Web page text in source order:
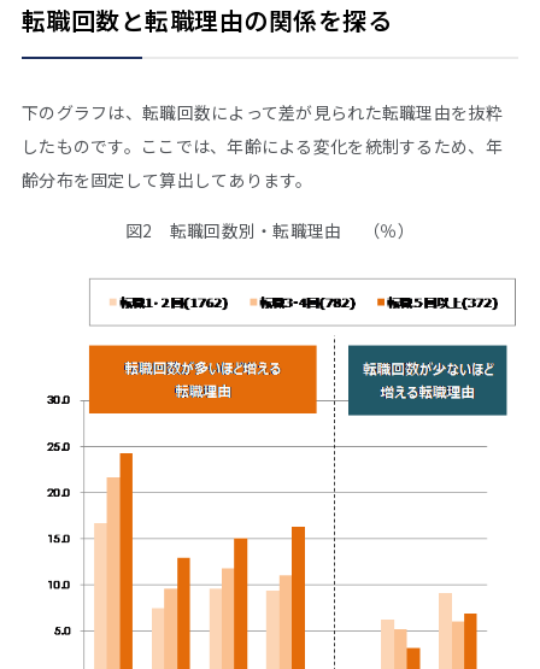
転職回数と転職理由の関係を探る
下のグラフは、転職回数によって差が見られた転職理由を抜粋
したものです。ここでは、年齢による変化を統制するため、年
齢分布を固定して算出してあります。
図2 転職回数別・転職理由 （％）